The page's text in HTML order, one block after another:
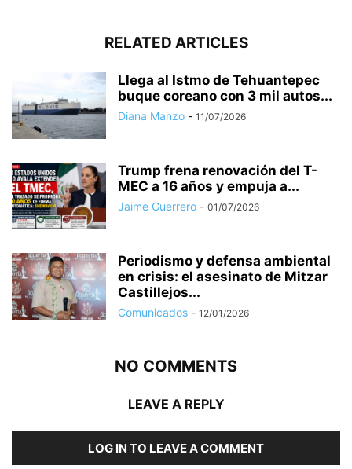
RELATED ARTICLES
Llega al Istmo de Tehuantepec
buque coreano con 3 mil autos...
Diana Manzo - 11/07/2026
Trump frena renovación del T-
MEC a 16 años y empuja a...
Jaime Guerrero - 01/07/2026
Periodismo y defensa ambiental
en crisis: el asesinato de Mitzar
Castillejos...
Comunicados - 12/01/2026
NO COMMENTS
LEAVE A REPLY
LOG IN TO LEAVE A COMMENT